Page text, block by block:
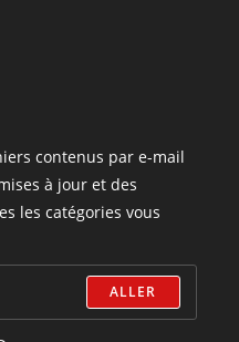
contenus par e-mail
à jour et des
les catégories vous
ALLER